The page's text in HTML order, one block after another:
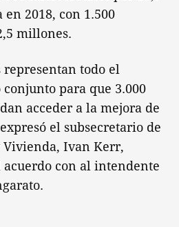
2018, con 1.500
millones.
representan todo el
para que 3.000
acceder a la mejora de
el subsecretario de
Ivan Kerr,
con al intendente